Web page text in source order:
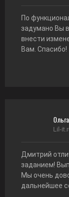
По
задумано Вы
внести
Вам. Спасибо!
Ольга
Lil-
Дмитрий
заданием!
Мы очень
дальнейшее